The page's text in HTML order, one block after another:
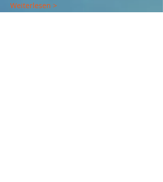
Weiterlesen >